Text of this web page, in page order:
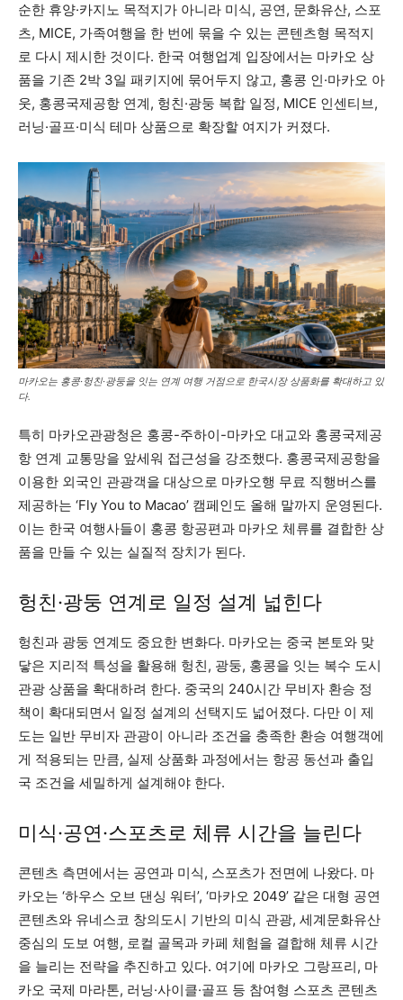
순한 휴양·카지노 목적지가 아니라 미식, 공연, 문화유산, 스포
츠, MICE, 가족여행을 한 번에 묶을 수 있는 콘텐츠형 목적지
로 다시 제시한 것이다. 한국 여행업계 입장에서는 마카오 상
품을 기존 2박 3일 패키지에 묶어두지 않고, 홍콩 인·마카오 아
웃, 홍콩국제공항 연계, 헝친·광둥 복합 일정, MICE 인센티브,
러닝·골프·미식 테마 상품으로 확장할 여지가 커졌다.
마카오는 홍콩·헝친·광둥을 잇는 연계 여행 거점으로 한국시장 상품화를 확대하고 있
다.
특히 마카오관광청은 홍콩-주하이-마카오 대교와 홍콩국제공
항 연계 교통망을 앞세워 접근성을 강조했다. 홍콩국제공항을
이용한 외국인 관광객을 대상으로 마카오행 무료 직행버스를
제공하는 ‘Fly You to Macao’ 캠페인도 올해 말까지 운영된다.
이는 한국 여행사들이 홍콩 항공편과 마카오 체류를 결합한 상
품을 만들 수 있는 실질적 장치가 된다.
헝친·광둥 연계로 일정 설계 넓힌다
헝친과 광둥 연계도 중요한 변화다. 마카오는 중국 본토와 맞
닿은 지리적 특성을 활용해 헝친, 광둥, 홍콩을 잇는 복수 도시
관광 상품을 확대하려 한다. 중국의 240시간 무비자 환승 정
책이 확대되면서 일정 설계의 선택지도 넓어졌다. 다만 이 제
도는 일반 무비자 관광이 아니라 조건을 충족한 환승 여행객에
게 적용되는 만큼, 실제 상품화 과정에서는 항공 동선과 출입
국 조건을 세밀하게 설계해야 한다.
미식·공연·스포츠로 체류 시간을 늘린다
콘텐츠 측면에서는 공연과 미식, 스포츠가 전면에 나왔다. 마
카오는 ‘하우스 오브 댄싱 워터’, ‘마카오 2049’ 같은 대형 공연
콘텐츠와 유네스코 창의도시 기반의 미식 관광, 세계문화유산
중심의 도보 여행, 로컬 골목과 카페 체험을 결합해 체류 시간
을 늘리는 전략을 추진하고 있다. 여기에 마카오 그랑프리, 마
카오 국제 마라톤, 러닝·사이클·골프 등 참여형 스포츠 콘텐츠